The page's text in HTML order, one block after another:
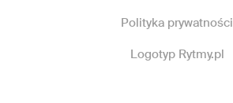
Polityka prywatności
Logotyp Rytmy.pl